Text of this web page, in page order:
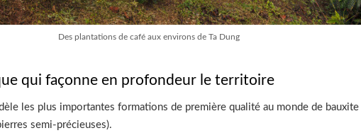
Des plantations de café aux environs de Ta Dung
qui façonne en profondeur le territoire
les plus importantes formations de première qualité au monde de bauxite
semi-précieuses).